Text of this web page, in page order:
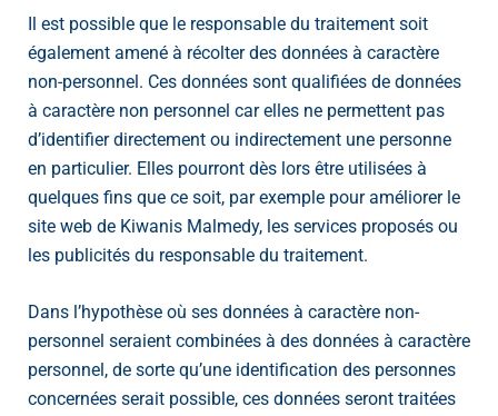
Il est possible que le responsable du traitement soit
également amené à récolter des données à caractère
non-personnel. Ces données sont qualifiées de données
à caractère non personnel car elles ne permettent pas
d’identifier directement ou indirectement une personne
en particulier. Elles pourront dès lors être utilisées à
quelques fins que ce soit, par exemple pour améliorer le
site web de Kiwanis Malmedy, les services proposés ou
les publicités du responsable du traitement.
Dans l’hypothèse où ses données à caractère non-
personnel seraient combinées à des données à caractère
personnel, de sorte qu’une identification des personnes
concernées serait possible, ces données seront traitées